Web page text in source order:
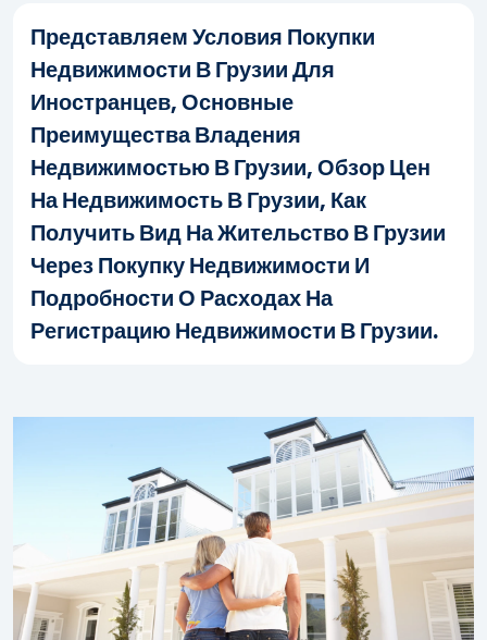
Представляем Условия Покупки
Недвижимости В Грузии Для
Иностранцев, Основные
Преимущества Владения
Недвижимостью В Грузии, Обзор Цен
На Недвижимость В Грузии, Как
Получить Вид На Жительство В Грузии
Через Покупку Недвижимости И
Подробности О Расходах На
Регистрацию Недвижимости В Грузии.